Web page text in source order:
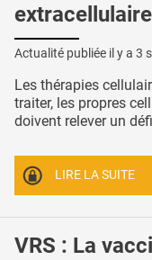
Actualité publiée il y a 3
Les thérapies
traiter, les propres
doivent relever un
LIRE LA SUITE
VRS : La